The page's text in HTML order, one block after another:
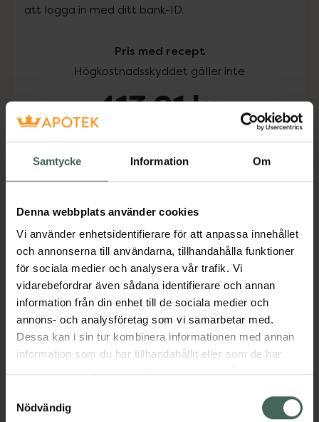
Samtycke Information Om
Denna webbplats använder cookies
Vi använder enhetsidentifierare för att anpassa innehållet
och annonserna till användarna, tillhandahålla funktioner
för sociala medier och analysera vår trafik. Vi
vidarebefordrar även sådana identifierare och annan
information från din enhet till de sociala medier och
annons- och analysföretag som vi samarbetar med.
Dessa kan i sin tur kombinera informationen med annan
information som du har tillhandahållit eller som de har
återkalla ditt samtycke via webbplatsens
Nödvändig
att logga in med ditt bank-ID.
Pris med recept
Högkostnadsskyddet gäller inte
413,91 kr
Aktuella erbjudanden
Beskrivning
Läs alltid bipacksedeln innan
användning.